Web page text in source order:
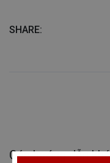
SHARE:
Các hướng dẫn